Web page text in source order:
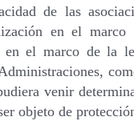
de las
en el
el marco de la
venir
objeto de